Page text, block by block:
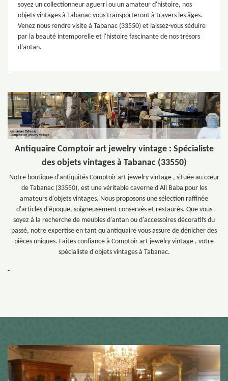
soyez un collectionneur aguerri ou un amateur d'histoire, nos
objets vintages à Tabanac vous transporteront à travers les âges.
Venez nous rendre visite à Tabanac (33550) et laissez-vous séduire
par la beauté intemporelle et l'histoire fascinante de nos trésors
d'antan.
-
Antiquaire Comptoir art jewelry vintage : Spécialiste
des objets vintages à Tabanac (33550)
Notre boutique d'antiquités Comptoir art jewelry vintage , située au cœur
de Tabanac (33550), est une véritable caverne d'Ali Baba pour les
amateurs d'objets vintages. Nous proposons une sélection raffinée
d'articles d'époque, soigneusement conservés et restaurés. Que vous
soyez à la recherche de meubles d'antan ou d'accessoires décoratifs du
passé, notre expertise en tant qu'antiquaire vous assure de dénicher des
pièces uniques. Faites confiance à Comptoir art jewelry vintage , votre
spécialiste d'objets vintages à Tabanac.
-